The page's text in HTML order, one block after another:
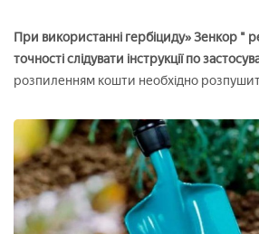
При використанні гербіциду» Зенкор "
точності слідувати інструкції по
розпиленням кошти необхідно